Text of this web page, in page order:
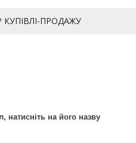
КУПІВЛІ-ПРОДАЖУ
натисніть на його назву